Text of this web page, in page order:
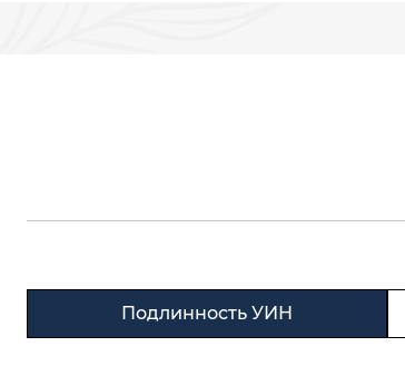
Подлинность УИН